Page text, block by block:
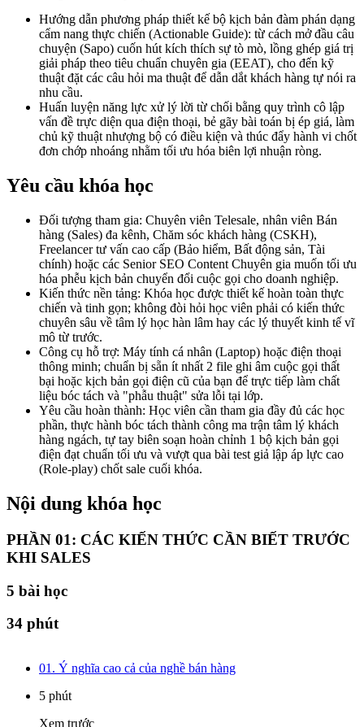
Hướng dẫn phương pháp thiết kế bộ kịch bản đàm phán dạng
cẩm nang thực chiến (Actionable Guide): từ cách mở đầu câu
chuyện (Sapo) cuốn hút kích thích sự tò mò, lồng ghép giá trị
giải pháp theo tiêu chuẩn chuyên gia (EEAT), cho đến kỹ
thuật đặt các câu hỏi ma thuật để dẫn dắt khách hàng tự nói ra
nhu cầu.
Huấn luyện năng lực xử lý lời từ chối bằng quy trình cô lập
vấn đề trực diện qua điện thoại, bẻ gãy bài toán bị ép giá, làm
chủ kỹ thuật nhượng bộ có điều kiện và thúc đẩy hành vi chốt
đơn chớp nhoáng nhằm tối ưu hóa biên lợi nhuận ròng.
Yêu cầu khóa học
Đối tượng tham gia: Chuyên viên Telesale, nhân viên Bán
hàng (Sales) đa kênh, Chăm sóc khách hàng (CSKH),
Freelancer tư vấn cao cấp (Bảo hiểm, Bất động sản, Tài
chính) hoặc các Senior SEO Content Chuyên gia muốn tối ưu
hóa phễu kịch bản chuyển đổi cuộc gọi cho doanh nghiệp.
Kiến thức nền tảng: Khóa học được thiết kế hoàn toàn thực
chiến và tinh gọn; không đòi hỏi học viên phải có kiến thức
chuyên sâu về tâm lý học hàn lâm hay các lý thuyết kinh tế vĩ
mô từ trước.
Công cụ hỗ trợ: Máy tính cá nhân (Laptop) hoặc điện thoại
thông minh; chuẩn bị sẵn ít nhất 2 file ghi âm cuộc gọi thất
bại hoặc kịch bản gọi điện cũ của bạn để trực tiếp làm chất
liệu bóc tách và "phẫu thuật" sửa lỗi tại lớp.
Yêu cầu hoàn thành: Học viên cần tham gia đầy đủ các học
phần, thực hành bóc tách thành công ma trận tâm lý khách
hàng ngách, tự tay biên soạn hoàn chỉnh 1 bộ kịch bản gọi
điện đạt chuẩn tối ưu và vượt qua bài test giả lập áp lực cao
(Role-play) chốt sale cuối khóa.
Nội dung khóa học
PHẦN 01: CÁC KIẾN THỨC CẦN BIẾT TRƯỚC
KHI SALES
5 bài học
34 phút
01. Ý nghĩa cao cả của nghề bán hàng
5 phút
Xem trước